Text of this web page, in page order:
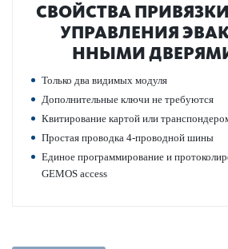
СВОЙСТВА
УПРАВ­ЛЕНИЯ
ННЫМИ ДВЕРЯМИ
Только два видимых модуля
Дополнительные ключи не требуются
Квитирование картой или
Простая про­водка 4-про­водной шины
Единое программирование и
GEMOS access